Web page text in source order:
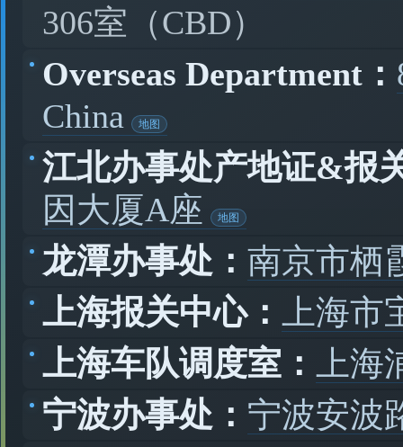
306室（CBD）
Overseas Department：
China
江北办事处产地证&报
因大厦A座
龙潭办事处： 南京市栖
上海报关中心：
上海
上海车队调度室：
上
宁波办事处： 宁波安波